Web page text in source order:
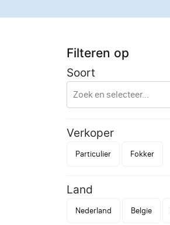
Filteren op
Soort
Verkoper
Particulier Fokker
Land
Nederland Belgie